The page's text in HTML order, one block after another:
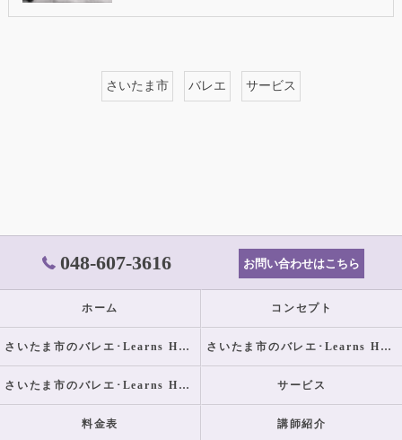
さいたま市 バレエ サービス
048-607-3616 お問い合わせはこちら
ホーム コンセプト
さいたま市のバレエ･Learns Happilyの口コミ情報 さいたま市のバレエ･Learns Happilyの評判
さいたま市のバレエ･Learns Happilyのお客様の声 サービス
料金表 講師紹介